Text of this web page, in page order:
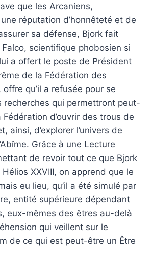
que les Arcaniens,
réputation d’honnêteté et de
sa défense, Bjork fait
scientifique phobosien si
a offert le poste de Président
de la Fédération des
qu’il a refusée pour se
recherches qui permettront peut-
d’ouvrir des trous de
ainsi, d’explorer l’univers de
Grâce à une Lecture
de revoir tout ce que Bjork
XXVIII, on apprend que le
eu lieu, qu’il a été simulé par
entité supérieure dépendant
eux-mêmes des êtres au-delà
qui veillent sur le
de ce qui est peut-être un Être